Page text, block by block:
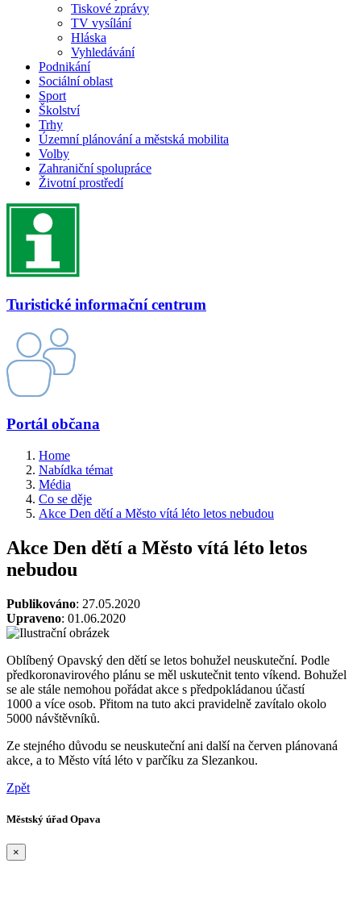
Tiskové zprávy
TV vysílání
Hláska
Vyhledávání
Podnikání
Sociální oblast
Sport
Školství
Trhy
Územní plánování a městská mobilita
Volby
Zahraniční spolupráce
Životní prostředí
Turistické informační centrum
Portál občana
Home
Nabídka témat
Média
Co se děje
Akce Den dětí a Město vítá léto letos nebudou
Akce Den dětí a Město vítá léto letos
nebudou
Publikováno: 27.05.2020
Upraveno: 01.06.2020
Oblíbený Opavský den dětí se letos bohužel neuskuteční. Podle
předkoronavirového plánu se měl uskutečnit tento víkend. Bohužel
se ale stále nemohou pořádat akce s předpokládanou účastí
1000 a více osob. Přitom na tuto akci pravidelně zavítalo okolo
5000 návštěvníků.
Ze stejného důvodu se neuskuteční ani další na červen plánovaná
akce, a to Město vítá léto v parčíku za Slezankou.
Zpět
Městský úřad Opava
×